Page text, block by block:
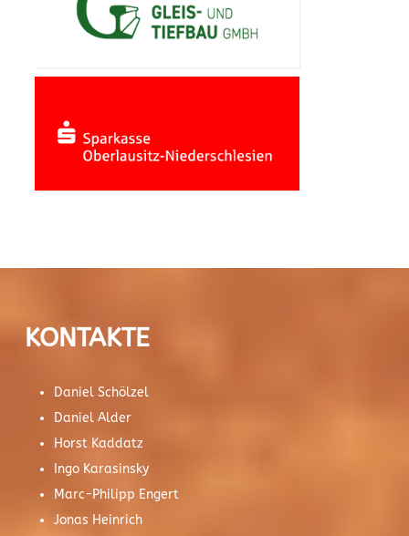
KONTAKTE
Daniel Schölzel
Daniel Alder
Horst Kaddatz
Ingo Karasinsky
Marc-Philipp Engert
Jonas Heinrich